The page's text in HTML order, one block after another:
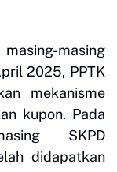
masing
2025, PPTK
mekanisme
kupon. Pada
SKPD
didapatkan